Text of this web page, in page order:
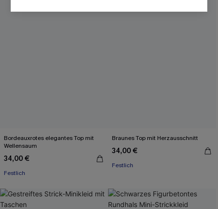
Bordeauxrotes elegantes Top mit
Wellensaum
34,00 €
Festlich
Braunes Top mit Herzausschnitt
34,00 €
Festlich